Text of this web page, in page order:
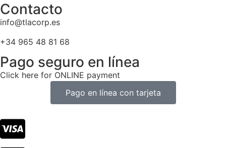
Contacto
info@tlacorp.es
+34 965 48 81 68
Pago seguro en línea
Click here for ONLINE payment
Pago en línea con tarjeta